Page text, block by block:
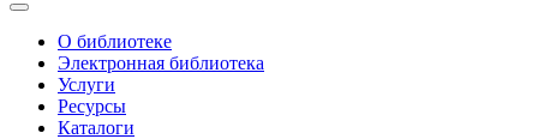
О библиотеке
Электронная библиотека
Услуги
Ресурсы
Каталоги